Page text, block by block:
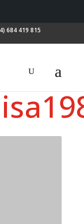
684 419 815